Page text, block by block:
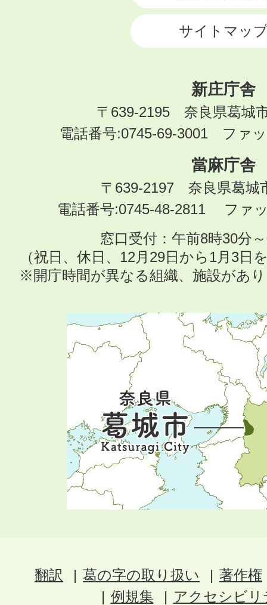
サイトマッ
新庄庁舎
〒639-2195 奈良県葛城
電話番号:0745-69-3001 ファ
當麻庁舎
〒639-2197 奈良県葛城
電話番号:0745-48-2811 ファ
窓口受付：午前8時30分
（祝日、休日、12月29日から1月3日
※開庁時間が異なる組織、施設があ
翻訳 葛の字の取り扱い
著作権
例規集
アクセシビ